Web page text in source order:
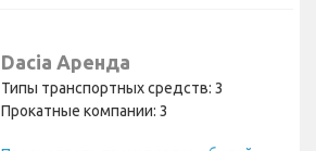
Dacia Аренда
Типы транспортных средств: 3
Прокатные компании: 3